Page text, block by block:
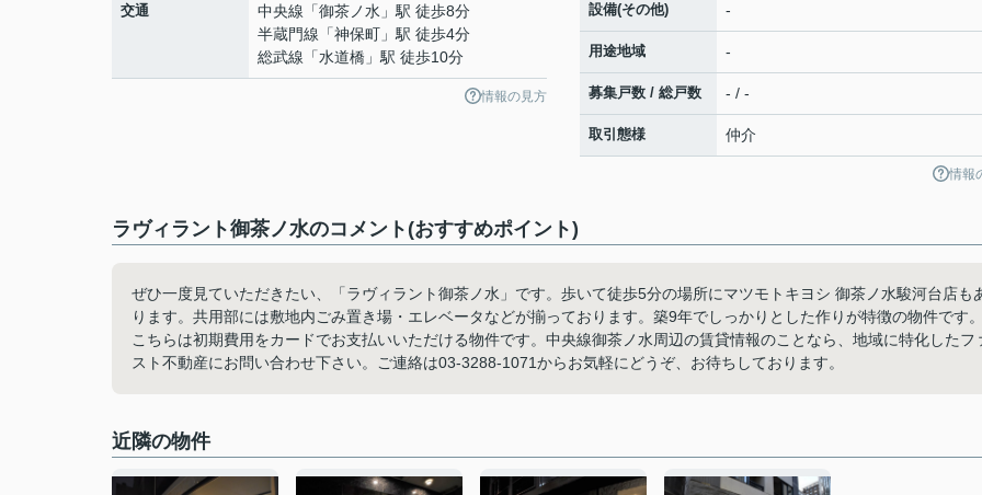
交通 中央線 「御茶ノ水 」駅 徒歩8分
半蔵門線 「神保町 」駅 徒歩4分
総武線 「水道橋 」駅 徒歩10分
情報の見方
設備(その他) -
用途地域 -
募集戸数 / 総戸数 - / -
取引態様 仲介
情報
ラヴィラント御茶ノ水のコメント(おすすめポイント)
ぜひ一度見ていただきたい、「ラヴィラント御茶ノ水」です。歩いて徒歩5分の場所にマツモトキヨシ 御茶ノ水駿河台店も
ります。共用部には敷地内ごみ置き場・エレベータなどが揃っております。築9年でしっかりとした作りが特徴の物件です。
こちらは初期費用をカードでお支払いいただける物件です。中央線御茶ノ水周辺の賃貸情報のことなら、地域に特化したフ
スト不動産にお問い合わせ下さい。ご連絡は03-3288-1071からお気軽にどうぞ、お待ちしております。
近隣の物件